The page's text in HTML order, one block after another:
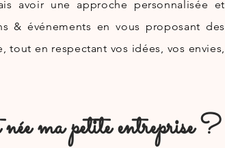
ma petite entreprise ?
avoir une approche personnalisée et
&événements en vous proposant des
tout en respectant vos idées, vos envies,